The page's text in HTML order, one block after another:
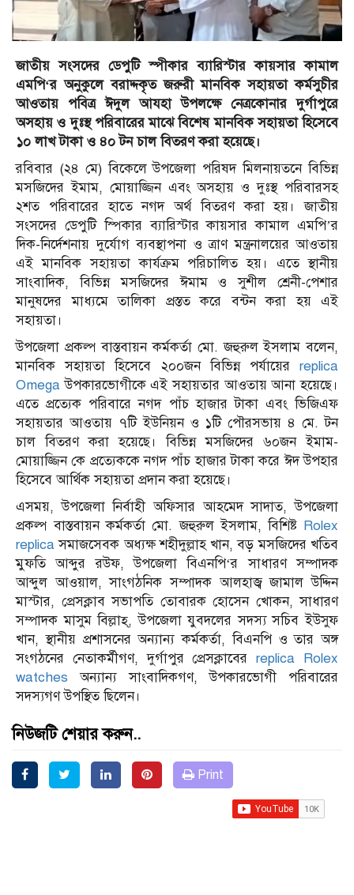
জাতীয় সংসদের ডেপুটি স্পীকার ব্যারিস্টার কায়সার কামাল
এমপি‘র অনুকুলে বরাদ্দকৃত জরুরী মানবিক সহায়তা কর্মসুচীর
আওতায় পবিত্র ঈদুল আযহা উপলক্ষে নেত্রকোনার দুর্গাপুরে
অসহায় ও দুঃস্থ পরিবারের মাঝে বিশেষ মানবিক সহায়তা হিসেবে
১০ লাখ টাকা ও ৪০ টন চাল বিতরণ করা হয়েছে।
রবিবার (২৪ মে) বিকেলে উপজেলা পরিষদ মিলনায়তনে বিভিন্ন
মসজিদের ইমাম, মোয়াজ্জিন এবং অসহায় ও দুঃস্থ পরিবারসহ
২শত পরিবারের হাতে নগদ অর্থ বিতরণ করা হয়। জাতীয়
সংসদের ডেপুটি স্পিকার ব্যারিস্টার কায়সার কামাল এমপি’র
দিক-নির্দেশনায় দুর্যোগ ব্যবস্থাপনা ও ত্রাণ মন্ত্রনালয়ের আওতায়
এই মানবিক সহায়তা কার্যক্রম পরিচালিত হয়। এতে স্থানীয়
সাংবাদিক, বিভিন্ন মসজিদের ঈমাম ও সুশীল শ্রেনী-পেশার
মানুষদের মাধ্যমে তালিকা প্রস্তত করে বন্টন করা হয় এই
সহায়তা।
উপজেলা প্রকল্প বাস্তবায়ন কর্মকর্তা মো. জহুরুল ইসলাম বলেন,
মানবিক সহায়তা হিসেবে ২০০জন বিভিন্ন পর্যায়ের replica
Omegaউপকারভোগীকে এই সহায়তার আওতায় আনা হয়েছে।
এতে প্রত্যেক পরিবারে নগদ পাঁচ হাজার টাকা এবং ভিজিএফ
সহায়তার আওতায় ৭টি ইউনিয়ন ও ১টি পৌরসভায় ৪ মে. টন
চাল বিতরণ করা হয়েছে। বিভিন্ন মসজিদের ৬০জন ইমাম-
মোয়াজ্জিন কে প্রত্যেককে নগদ পাঁচ হাজার টাকা করে ঈদ উপহার
হিসেবে আর্থিক সহায়তা প্রদান করা হয়েছে।
এসময়, উপজেলা নির্বাহী অফিসার আহমেদ সাদাত, উপজেলা
প্রকল্প বাস্তবায়ন কর্মকর্তা মো. জহুরুল ইসলাম, বিশিষ্ট Rolex
replicaসমাজসেবক অধ্যক্ষ শহীদুল্লাহ খান, বড় মসজিদের খতিব
মুফতি আব্দুর রউফ, উপজেলা বিএনপি‘র সাধারণ সম্পাদক
আব্দুল আওয়াল, সাংগঠনিক সম্পাদক আলহাজ্ব জামাল উদ্দিন
মাস্টার, প্রেসক্লাব সভাপতি তোবারক হোসেন খোকন, সাধারণ
সম্পাদক মাসুম বিল্লাহ্, উপজেলা যুবদলের সদস্য সচিব ইউসুফ
খান, স্থানীয় প্রশাসনের অন্যান্য কর্মকর্তা, বিএনপি ও তার অঙ্গ
সংগঠনের নেতাকর্মীগণ, দুর্গাপুর প্রেসক্লাবেরreplica Rolex
watches অন্যান্য সাংবাদিকগণ, উপকারভোগী পরিবারের
সদস্যগণ উপস্থিত ছিলেন।
নিউজটি শেয়ার করুন..
Print